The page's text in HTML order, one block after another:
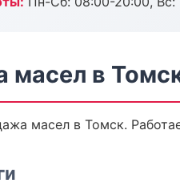
масел в
масел в Томск.